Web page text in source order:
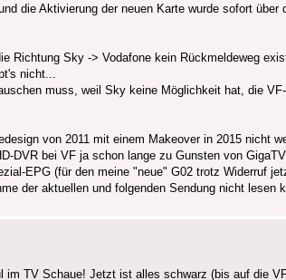
die Aktivierung der neuen Karte wurde sofort
Richtung Sky -> Vodafone kein Rückmeldeweg
nicht...
muss, weil Sky keine Möglichkeit hat, die
von 2011 mit einem Makeover in 2015 nicht
DVR bei VF ja schon lange zu Gunsten von
EPG (für den meine "neue" G02 trotz Widerruf
der aktuellen und folgenden Sendung nicht lesen
im TV Schaue! Jetzt ist alles schwarz (bis auf die